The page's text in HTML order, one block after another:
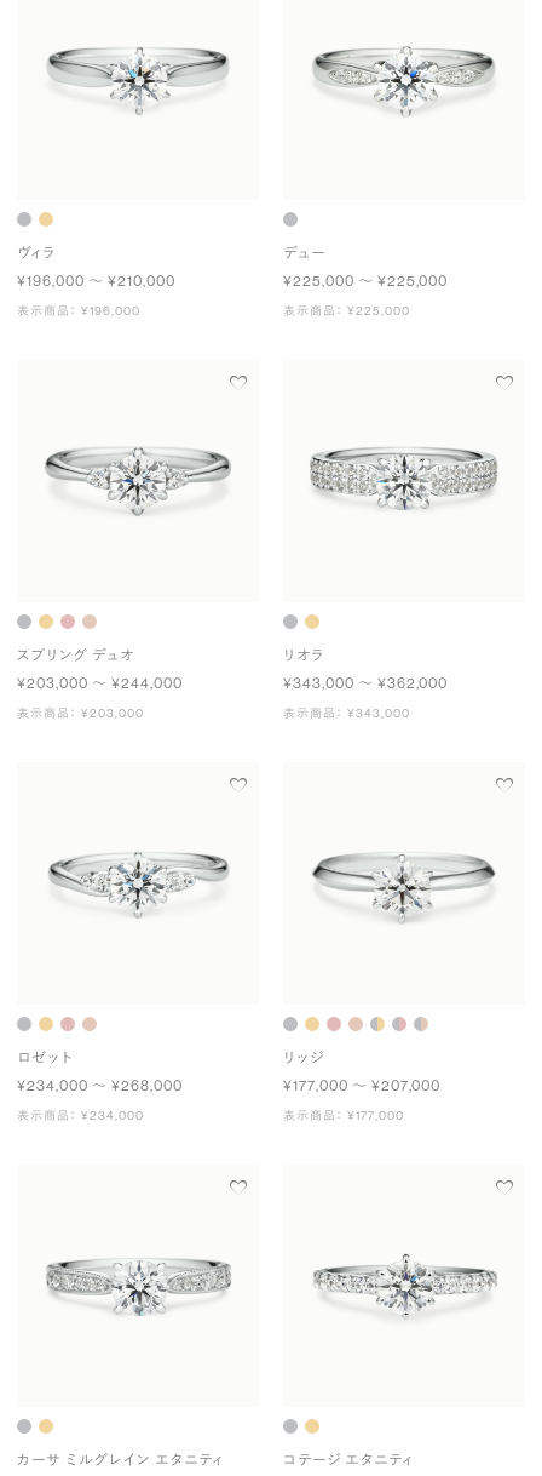
ヴィラ
¥196,000 〜 ¥210,000
表示商品： ¥196,000
デュー
¥225,000 〜 ¥225,000
表示商品： ¥225,000
スプリング デュオ
¥203,000 〜 ¥244,000
表示商品： ¥203,000
リオラ
¥343,000 〜 ¥362,000
表示商品： ¥343,000
ロゼット
¥234,000 〜 ¥268,000
表示商品： ¥234,000
リッジ
¥177,000 〜 ¥207,000
表示商品： ¥177,000
カーサ ミルグレイン エタニティ コテージ エタニティ